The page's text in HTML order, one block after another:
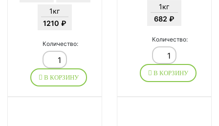
1кг
1210 ₽
Количество:
В КОРЗИНУ
1кг
682 ₽
Количество:
В КОРЗИНУ